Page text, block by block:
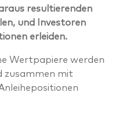
resultierenden
und Investoren
erleiden.
Wertpapiere werden
zusammen mit